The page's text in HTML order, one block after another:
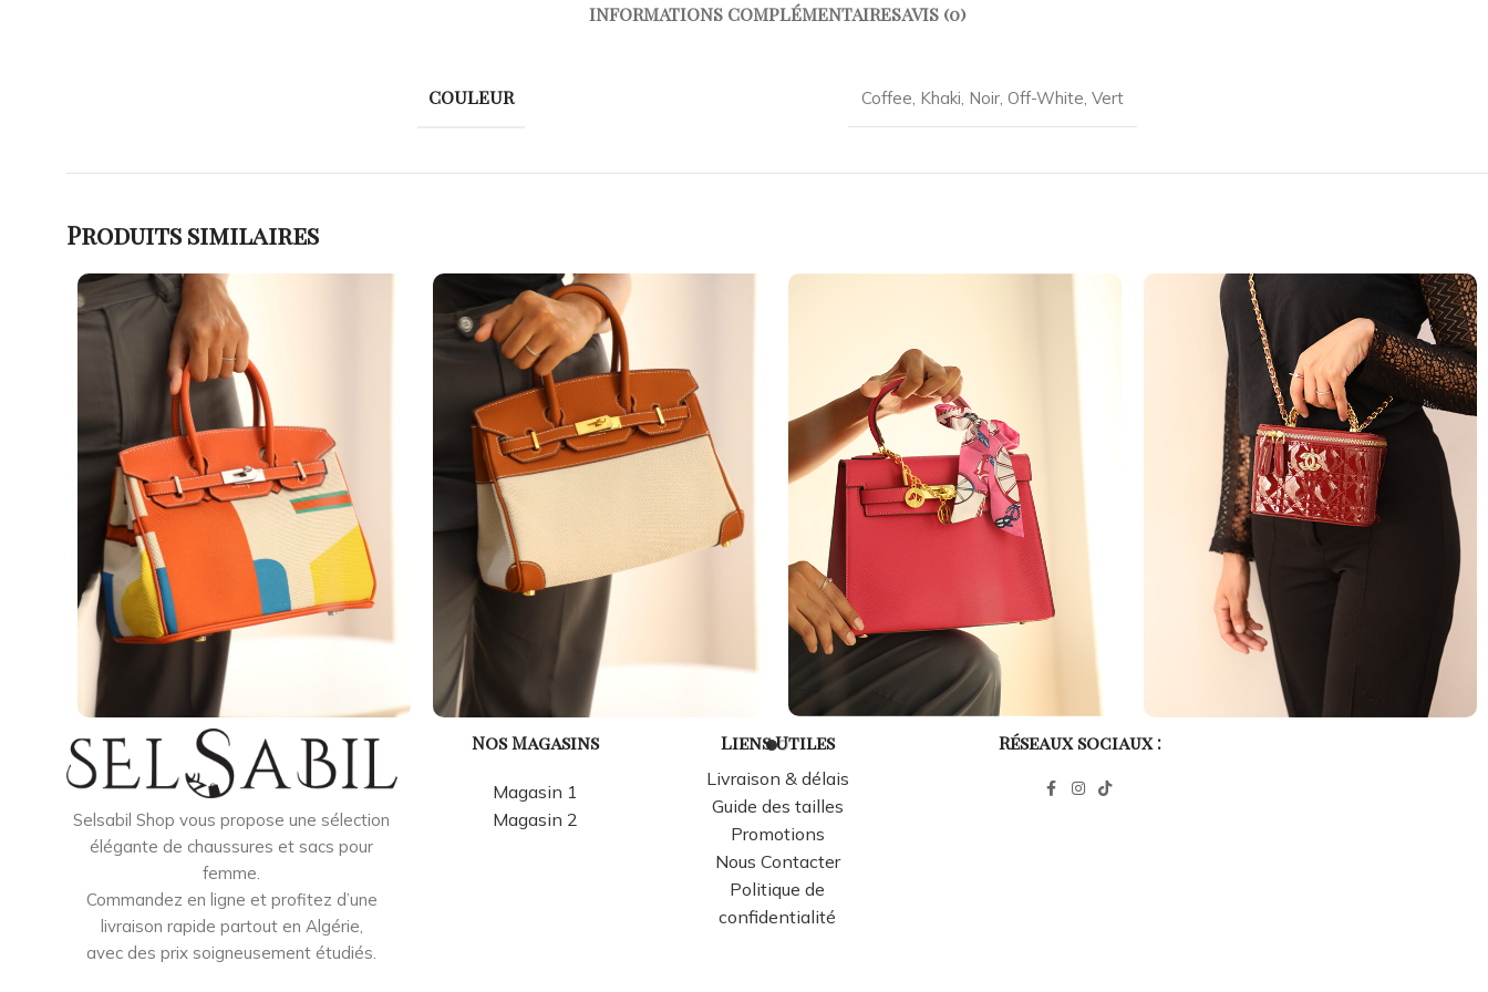
INFORMATIONS COMPLÉMENTAIRESAVIS (0)
COULEUR Coffee, Khaki, Noir, Off-White, Vert
Produits similaires
Selsabil Shop vous propose une sélection
élégante de chaussures et sacs pour
femme.
Commandez en ligne et profitez d’une
livraison rapide partout en Algérie,
avec des prix soigneusement étudiés.
Nos Magasins
Magasin 1
Magasin 2
Liens Utiles
Livraison & délais
Guide des tailles
Promotions
Nous Contacter
Politique de
confidentialité
Réseaux sociaux :